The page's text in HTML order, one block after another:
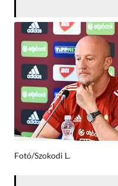
Fotó/Szokodi L.